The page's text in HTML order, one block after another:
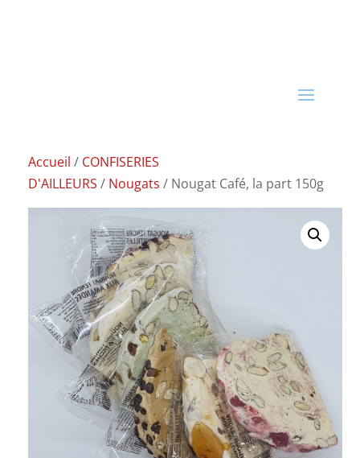
Accueil / CONFISERIES
D'AILLEURS / Nougats / Nougat Café, la part 150g